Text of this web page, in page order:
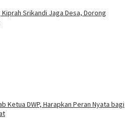
Srikandi Jaga Desa, Dorong
Ketua DWP, Harapkan Peran Nyata bagi